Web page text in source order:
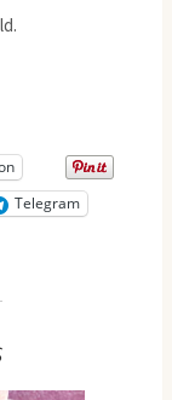
Telegram